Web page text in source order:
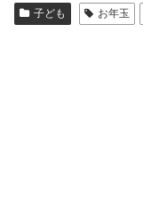
子ども お年玉